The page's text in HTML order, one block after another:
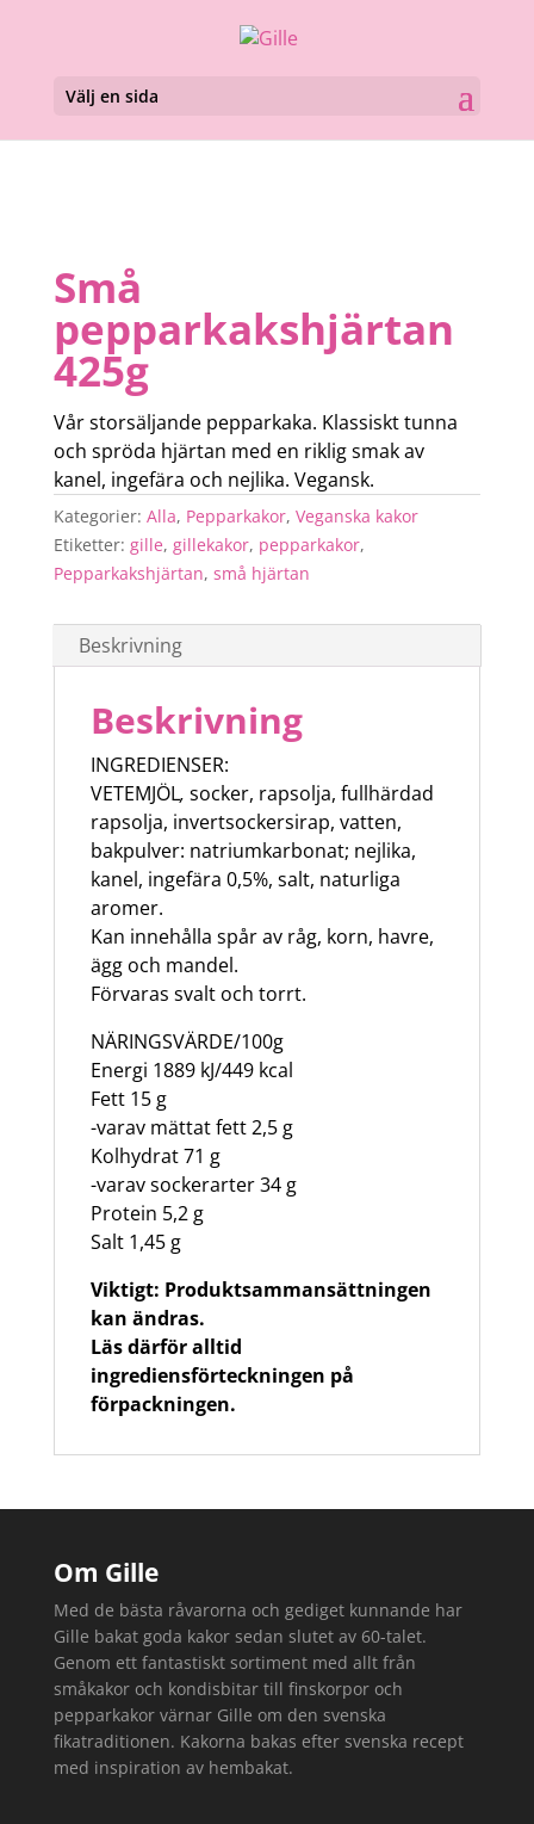
Välj en sida
Små
pepparkakshjärtan
425g
Vår storsäljande pepparkaka. Klassiskt tunna
och spröda hjärtan med en riklig smak av
kanel, ingefära och nejlika. Vegansk.
Kategorier: Alla, Pepparkakor, Veganska kakor
Etiketter: gille, gillekakor, pepparkakor,
Pepparkakshjärtan, små hjärtan
Beskrivning
Beskrivning
INGREDIENSER:
VETEMJÖL, socker, rapsolja, fullhärdad
rapsolja, invertsockersirap, vatten,
bakpulver: natriumkarbonat; nejlika,
kanel, ingefära 0,5%, salt, naturliga
aromer.
Kan innehålla spår av råg, korn, havre,
ägg och mandel.
Förvaras svalt och torrt.
NÄRINGSVÄRDE/100g
Energi 1889 kJ/449 kcal
Fett 15 g
-varav mättat fett 2,5 g
Kolhydrat 71 g
-varav sockerarter 34 g
Protein 5,2 g
Salt 1,45 g
Viktigt: Produktsammansättningen
kan ändras.
Läs därför alltid
ingrediensförteckningen på
förpackningen.
Om Gille
Med de bästa råvarorna och gediget kunnande har
Gille bakat goda kakor sedan slutet av 60-talet.
Genom ett fantastiskt sortiment med allt från
småkakor och kondisbitar till finskorpor och
pepparkakor värnar Gille om den svenska
fikatraditionen. Kakorna bakas efter svenska recept
med inspiration av hembakat.